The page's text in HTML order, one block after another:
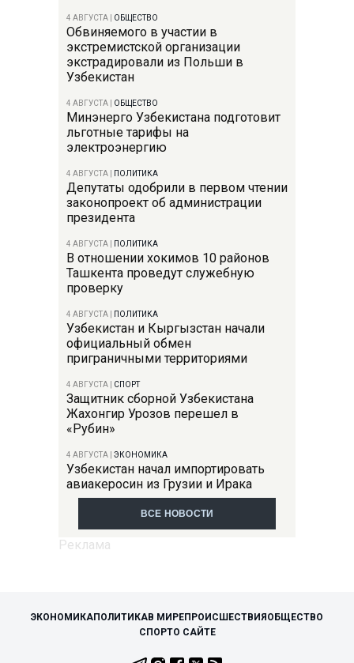
4 АВГУСТА ОБЩЕСТВО
Обвиняемого в участии в
экстремистской организации
экстрадировали из Польши в
Узбекистан
4 АВГУСТА ОБЩЕСТВО
Минэнерго Узбекистана подготовит
льготные тарифы на
электроэнергию
4 АВГУСТА ПОЛИТИКА
Депутаты одобрили в первом чтении
законопроект об администрации
президента
4 АВГУСТА ПОЛИТИКА
В отношении хокимов 10 районов
Ташкента проведут служебную
проверку
4 АВГУСТА ПОЛИТИКА
Узбекистан и Кыргызстан начали
официальный обмен
приграничными территориями
4 АВГУСТА СПОРТ
Защитник сборной Узбекистана
Жахонгир Урозов перешел в
«Рубин»
4 АВГУСТА ЭКОНОМИКА
Узбекистан начал импортировать
авиакеросин из Грузии и Ирака
ВСЕ НОВОСТИ
ЭКОНОМИКАПОЛИТИКАВ МИРЕПРОИСШЕСТВИЯОБЩЕСТВО
СПОРТО САЙТЕ